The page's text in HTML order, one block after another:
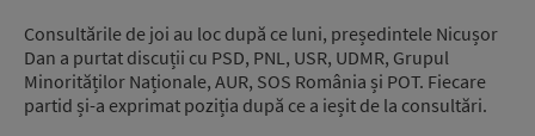
Consultările de joi au loc după ce luni, președintele Nicușor
Dan a purtat discuții cu PSD, PNL, USR, UDMR, Grupul
Minorităților Naționale, AUR, SOS România și POT. Fiecare
partid și-a exprimat poziția după ce a ieșit de la consultări.